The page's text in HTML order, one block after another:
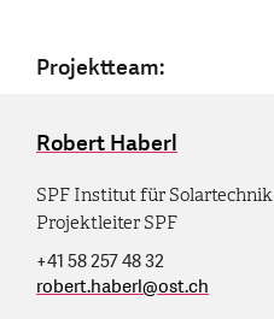
Projektteam:
Robert Haberl
SPF Institut für Solartechnik
Projektleiter SPF
+41 58 257 48 32
robert.haberl@ost.ch